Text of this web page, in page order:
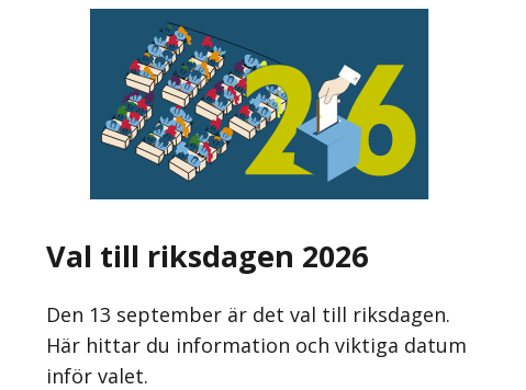
Val till riksdagen 2026
Den 13 september är det val till riksdagen.
Här hittar du information och viktiga datum
inför valet.